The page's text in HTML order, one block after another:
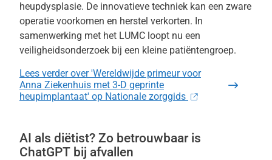
heupdysplasie. De innovatieve techniek kan een zware
operatie voorkomen en herstel verkorten. In
samenwerking met het LUMC loopt nu een
veiligheidsonderzoek bij een kleine patiëntengroep.
Lees verderover 'Wereldwijde primeur voor
Anna Ziekenhuis met 3-D geprinte
heupimplantaat' op Nationale zorggids
AI als diëtist? Zo betrouwbaar is
ChatGPT bij afvallen